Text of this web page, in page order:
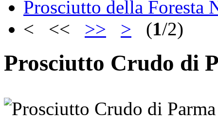
Prosciutto della Foresta
< << >> > (1/2)
Prosciutto Crudo di